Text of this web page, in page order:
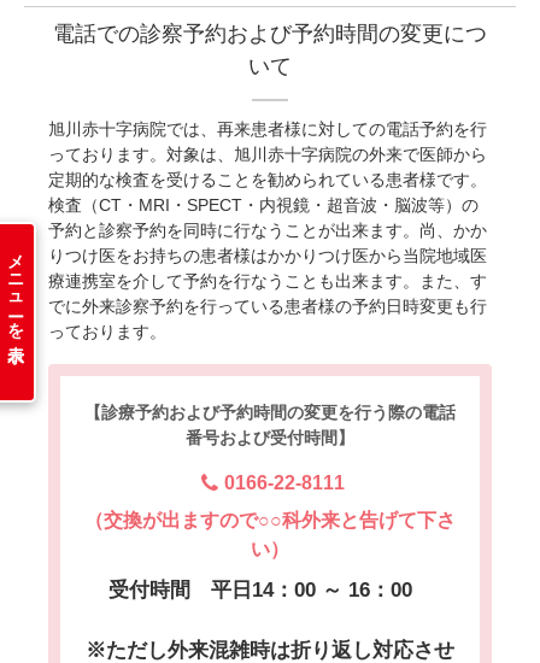
メニューを表示
電話での診察予約および予約時間の変更につ
いて
旭川赤十字病院では、再来患者様に対しての電話予約を行
っております。対象は、旭川赤十字病院の外来で医師から
定期的な検査を受けることを勧められている患者様です。
検査（CT・MRI・SPECT・内視鏡・超音波・脳波等）の
予約と診察予約を同時に行なうことが出来ます。尚、かか
りつけ医をお持ちの患者様はかかりつけ医から当院地域医
療連携室を介して予約を行なうことも出来ます。また、す
でに外来診察予約を行っている患者様の予約日時変更も行
っております。
【診療予約および予約時間の変更を行う際の電話
番号および受付時間】
0166-22-8111
（交換が出ますので○○科外来と告げて下さ
い）
受付時間 平日14：00 ～ 16：00
※ただし外来混雑時は折り返し対応させ